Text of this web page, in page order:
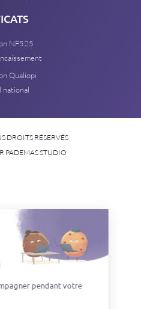
NF525
Qualiopi
DROITS RÉSERVÉS
PADEMAS STUDIO